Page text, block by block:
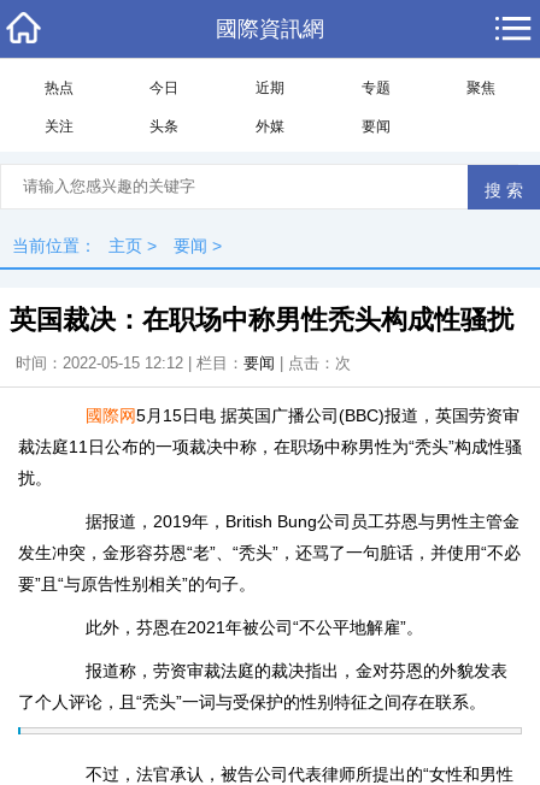
國際資訊網
热点 今日 近期 专题 聚焦
关注 头条 外媒 要闻
当前位置： 主页 > 要闻 >
英国裁决：在职场中称男性秃头构成性骚扰
时间：2022-05-15 12:12 | 栏目： 要闻 | 点击： 次
國際网5月15日电 据英国广播公司(BBC)报道，英国劳资审
裁法庭11日公布的一项裁决中称，在职场中称男性为“秃头”构成性骚
扰。
据报道，2019年，British Bung公司员工芬恩与男性主管金
发生冲突，金形容芬恩“老”、“秃头”，还骂了一句脏话，并使用“不必
要”且“与原告性别相关”的句子。
此外，芬恩在2021年被公司“不公平地解雇”。
报道称，劳资审裁法庭的裁决指出，金对芬恩的外貌发表
了个人评论，且“秃头”一词与受保护的性别特征之间存在联系。
不过，法官承认，被告公司代表律师所提出的“女性和男性